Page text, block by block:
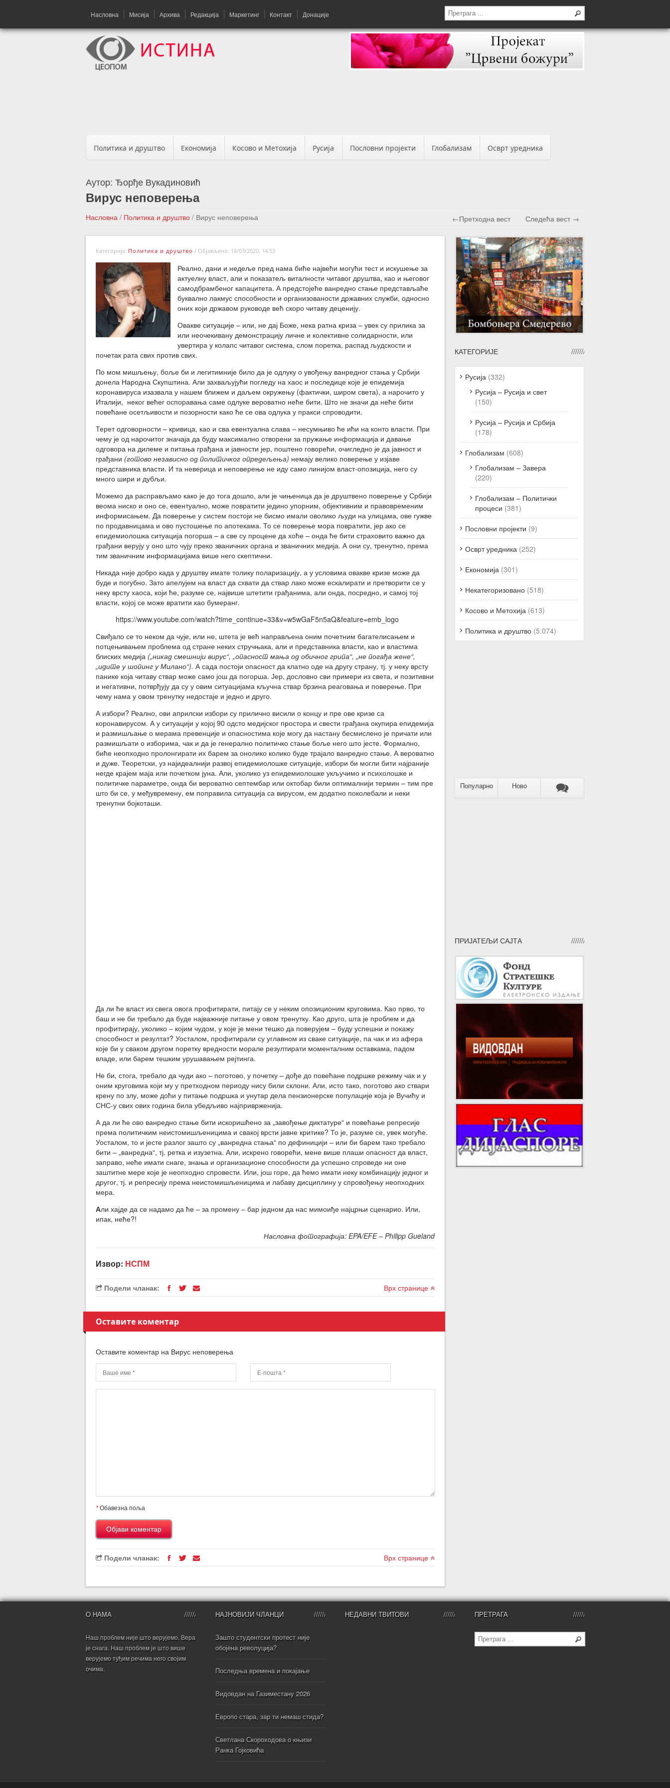
Насловна Мисија Архива Редакција Маркетинг Контакт Донације
Политика и друштво Економија Косово и Метохија Русија Пословни пројекти Глобализам Осврт уредника
Аутор: Ђорђе Вукадиновић
Вирус неповерења
Насловна / Политика и друштво / Вирус неповерења ←Претходна вест Следећа вест →
Категорија: Политика и друштво / Објављено: 18/03/2020, 14:53
Реално, дани и недеље пред нама биће највећи могући тест и искушење за
актуелну власт, али и показатељ виталности читавог друштва, као и његовог
самодбрамбеног капацитета. А предстојеће ванредно стање представљаће
буквално лакмус способности и организованости државних служби, односно
оних који државом руководе већ скоро читаву деценију.
Овакве ситуације – или, не дај Боже, нека ратна криза – увек су прилика за
или неочекивану демонстрацију личне и колективне солидарности, или
увертира у колапс читавог система, слом поретка, распад људскости и
почетак рата свих против свих.
По мом мишљењу, боље би и легитимније било да је одлуку о увођењу ванредног стања у Србији
донела Народна Скупштина. Али захваљујући погледу на хаос и последице које је епидемија
коронавируса изазвала у нашем ближем и даљем окружењу (фактички, широм света), а нарочито у
Италији, неког већег оспоравања саме одлуке вероватно неће бити. Што не значи да неће бити
повећане осетљивости и позорности како ће се ова одлука у пракси спроводити.
Терет одговорности – кривица, као и сва евентуална слава – несумњиво ће ићи на конто власти. При
чему је од нарочитог значаја да буду максимално отворени за пружање информација и давање
одговора на дилеме и питања грађана и јавности јер, поштено говорећи, очигледно је да јавност и
грађани (готово независно од политичког опредељења) немају велико поверење у изјаве
представника власти. И та неверица и неповерење не иду само линијом власт-опозиција, него су
много шири и дубљи.
Можемо да расправљамо како је до тога дошло, али је чињеница да је друштвено поверење у Србији
веома ниско и оно се, евентуално, може повратити једино упорним, објективним и правовременим
информисањем. Да поверење у систем постоји не бисмо имали оволико људи на улицама, ове гужве
по продавницама и ово пустошење по апотекама. То се поверење мора повратити, јер ако се
епидемиолошка ситуација погорша – а све су процене да хоће – онда ће бити страховито важно да
грађани верују у оно што чују преко званичних органа и званичних медија. А они су, тренутно, према
тим званичним информацијама више него скептични.
Никада није добро када у друштву имате толику поларизацију, а у условима овакве кризе може да
буде и погубно. Зато апелујем на власт да схвати да ствар лако може ескалирати и претворити се у
неку врсту хаоса, који ће, разуме се, највише штетити грађанима, али онда, посредно, и самој тој
власти, којој се може вратити као бумеранг.
https://www.youtube.com/watch?time_continue=33&v=w5wGaF5n5aQ&feature=emb_logo
Свиђало се то неком да чује, или не, штета је већ направљена оним почетним багателисањем и
потцењивањем проблема од стране неких стручњака, али и представника власти, као и властима
блиских медија („никад смешнији вирус“, „опасност мања од обичног грипа“, „не погађа жене“,
„идите у шопинг у Милано“). А сада постоји опасност да клатно оде на другу страну, тј. у неку врсту
панике која читаву ствар може само још да погорша. Јер, дословно сви примери из света, и позитивни
и негативни, потврђују да су у овим ситуацијама кључна ствар брзина реаговања и поверење. При
чему нама у овом тренутку недостаје и једно и друго.
А избори? Реално, ови априлски избори су прилично висили о концу и пре ове кризе са
коронавирусом. А у ситуацији у којој 90 одсто медијског простора и свести грађана окупира епидемија
и размишљање о мерама превенције и опасностима које могу да настану бесмислено је причати или
размишљати о изборима, чак и да је генерално политичко стање боље него што јесте. Формално,
биће неопходно пролонгирати их барем за онолико колико буде трајало ванредно стање. А вероватно
и дуже. Теоретски, уз најидеалнији развој епидемиолошке ситуације, избори би могли бити најраније
негде крајем маја или почетком јуна. Али, уколико уз епидемиолошке укључимо и психолошке и
политичке параметре, онда би вероватно септембар или октобар били оптималнији термин – тим пре
што би се, у међувремену, ем поправила ситуација са вирусом, ем додатно поколебали и неки
тренутни бојкоташи.
Да ли ће власт из свега овога профитирати, питају се у неким опозиционим круговима. Као прво, то
баш и не би требало да буде најважније питање у овом тренутку. Као друго, шта је проблем и да
профитирају, уколико – којим чудом, у које је мени тешко да поверујем – буду успешни и покажу
способност и резултат? Уосталом, профитирали су углавном из сваке ситуације, па чак и из афера
које би у сваком другом поретку вредности морале резултирати моменталним оставкама, падом
владе, или барем тешким урушавањем рејтинга.
Не би, стога, требало да чуди ако – поготово, у почетку – дође до повећане подршке режиму чак и у
оним круговима који му у претходном периоду нису били склони. Али, исто тако, поготово ако ствари
крену по злу, може доћи у питање подршка и унутар дела пензионерске популације која је Вучићу и
СНС-у свих ових година била убедљиво најприврженија.
А да ли ће ово ванредно стање бити искоришћено за „завођење диктатуре“ и повећање репресије
према политичким неистомишљеницима и свакој врсти јавне критике? То је, разуме се, увек могуће.
Уосталом, то и јесте разлог зашто су „ванредна стања“ по дефиницији – или би барем тако требало
бити – „ванредна“, тј. ретка и изузетна. Али, искрено говорећи, мене више плаши опасност да власт,
заправо, неће имати снаге, знања и организационе способности да успешно спроведе ни оне
заштитне мере које је неопходно спровести. Или, још горе, да ћемо имати неку комбинацију једног и
другог, тј. и репресију према неистомишљеницима и лабаву дисциплину у спровођењу неопходних
мера.
Али хајде да се надамо да ће – за промену – бар једном да нас мимоиђе најцрњи сценарио. Или,
ипак, неће?!
Насловна фотографија: EPA/EFE – Philipp Gueland
Извор: НСПМ
Подели чланак: Врх странице
Оставите коментар
Оставите коментар на Вирус неповерења
*Обавезна поља
Подели чланак: Врх странице
КАТЕГОРИЈЕ
Русија (332)
Русија – Русија и свет
(150)
Русија – Русија и Србија
(178)
Глобализам (608)
Глобализам – Завера
(220)
Глобализам – Политички
процеси (381)
Пословни пројекти (9)
Осврт уредника (252)
Економија (301)
Некатегоризовано (518)
Косово и Метохија (613)
Политика и друштво (5.074)
Популарно Ново
ПРИЈАТЕЉИ САЈТА
О НАМА
Наш проблем није што верујемо. Вера
је снага. Наш проблем је што више
верујемо туђим речима него својим
очима.
НАЈНОВИЈИ ЧЛАНЦИ
Зашто студентски протест није
обојена револуција?
Последња времена и покајање
Видовдан на Газиместану 2026
Европо стара, зар ти немаш стида?
Светлана Скороходова о књизи
Ранка Гојковића
НЕДАВНИ ТВИТОВИ ПРЕТРАГА